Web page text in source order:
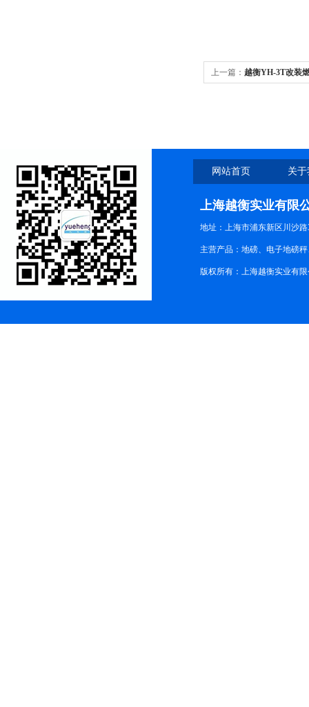
上一篇： 越衡YH-3T改装
网站首页 关
上海越衡实业有限
地址：上海市浦东新区川沙路
主营产品：地磅、电子地磅
版权所有：上海越衡实业有